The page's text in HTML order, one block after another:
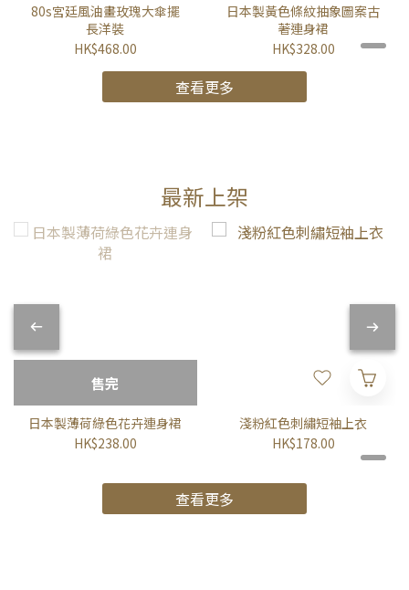
80s宮廷風油畫玫瑰大傘擺
長洋裝
HK$468.00
日本製黃色條紋抽象圖案古
著連身裙
HK$328.00
查看更多
最新上架
售完
日本製薄荷綠色花卉連身裙
HK$238.00
淺粉紅色刺繡短袖上衣
HK$178.00
查看更多